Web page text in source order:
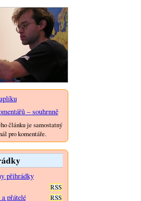
– souhrnně
článku je samostatný
pro komentáře.
přihrádky
RSS
RSS
přátelé